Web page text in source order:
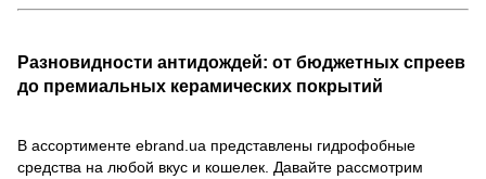
Разновидности антидождей: от бюджетных спреев
до премиальных керамических покрытий
В ассортименте ebrand.ua представлены гидрофобные
средства на любой вкус и кошелек. Давайте рассмотрим